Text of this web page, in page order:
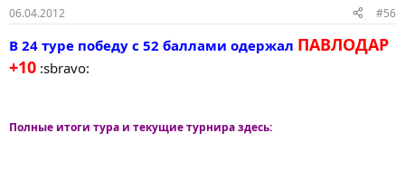
06.04.2012 #56
В 24 туре победу с 52 баллами одержал ПАВЛОДАР
+10 :sbravo:
Полные итоги тура и текущие турнира здесь: